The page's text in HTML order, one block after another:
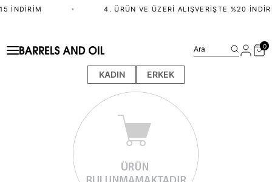
İNDIRIM • 4. ÜRÜN VE ÜZERI ALIŞVERIŞTE %20
KADIN ERKEK
Ara 0